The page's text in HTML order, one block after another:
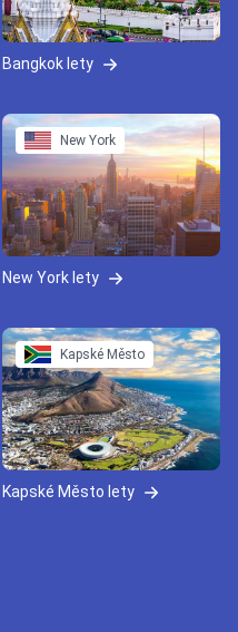
Bangkok lety
New York
New York lety
Kapské Město
Kapské Město lety